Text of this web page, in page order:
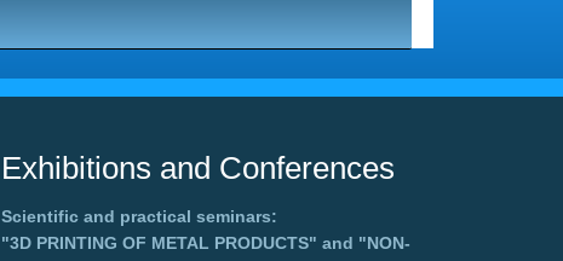
Exhibitions and Conferences
Scientific and practical seminars:
"3D PRINTING OF METAL PRODUCTS" and "NON-